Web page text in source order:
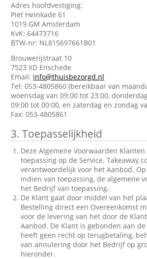
Adres hoofdvestiging:
Piet Heinkade 61
1019 GM Amsterdam
KvK: 64473716
BTW-nr: NL815697661B01
Brouwerijstraat 10
7523 XD Enschede
Email: info@thuisbezorgd.nl
Tel: 053-4805860 (bereikbaar van
woensdag van 09:00 tot 23:00,
09:00 tot 00:00, en zaterdag en zondag
Fax: 053-4805861
3. Toepasselijkheid
Deze Algemene Voorwaarden
toepassing op de Service.
verantwoordelijk voor het Aanbod.
indien van toepassing, de algemene
het Bedrijf van toepassing.
De Klant gaat door middel van het
Bestelling direct een Overeenkomst
voor de levering van het door de
Aanbod. De Klant is gebonden aan
heeft geen recht op terugbetaling,
van annulering door het Bedrijf op
hieronder.